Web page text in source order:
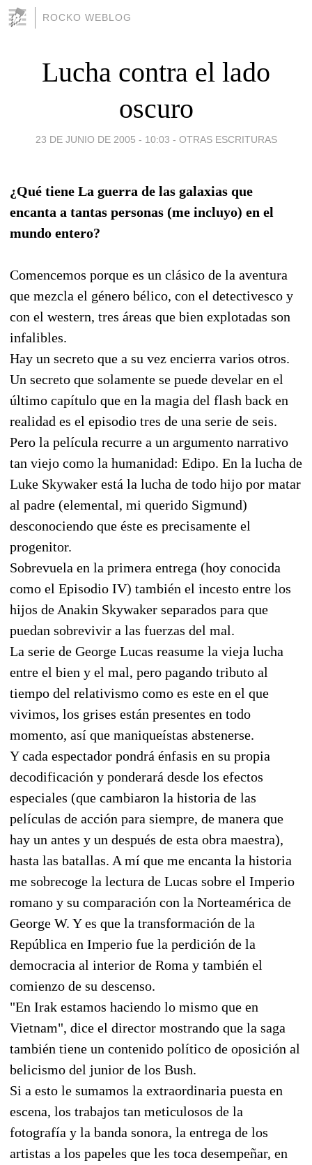
ROCKO WEBLOG
Lucha contra el lado
oscuro
23 DE JUNIO DE 2005 - 10:03 - OTRAS ESCRITURAS
¿Qué tiene La guerra de las galaxias que
encanta a tantas personas (me incluyo) en el
mundo entero?
Comencemos porque es un clásico de la aventura
que mezcla el género bélico, con el detectivesco y
con el western, tres áreas que bien explotadas son
infalibles.
Hay un secreto que a su vez encierra varios otros.
Un secreto que solamente se puede develar en el
último capítulo que en la magia del flash back en
realidad es el episodio tres de una serie de seis.
Pero la película recurre a un argumento narrativo
tan viejo como la humanidad: Edipo. En la lucha de
Luke Skywaker está la lucha de todo hijo por matar
al padre (elemental, mi querido Sigmund)
desconociendo que éste es precisamente el
progenitor.
Sobrevuela en la primera entrega (hoy conocida
como el Episodio IV) también el incesto entre los
hijos de Anakin Skywaker separados para que
puedan sobrevivir a las fuerzas del mal.
La serie de George Lucas reasume la vieja lucha
entre el bien y el mal, pero pagando tributo al
tiempo del relativismo como es este en el que
vivimos, los grises están presentes en todo
momento, así que maniqueístas abstenerse.
Y cada espectador pondrá énfasis en su propia
decodificación y ponderará desde los efectos
especiales (que cambiaron la historia de las
películas de acción para siempre, de manera que
hay un antes y un después de esta obra maestra),
hasta las batallas. A mí que me encanta la historia
me sobrecoge la lectura de Lucas sobre el Imperio
romano y su comparación con la Norteamérica de
George W. Y es que la transformación de la
República en Imperio fue la perdición de la
democracia al interior de Roma y también el
comienzo de su descenso.
"En Irak estamos haciendo lo mismo que en
Vietnam", dice el director mostrando que la saga
también tiene un contenido político de oposición al
belicismo del junior de los Bush.
Si a esto le sumamos la extraordinaria puesta en
escena, los trabajos tan meticulosos de la
fotografía y la banda sonora, la entrega de los
artistas a los papeles que les toca desempeñar, en